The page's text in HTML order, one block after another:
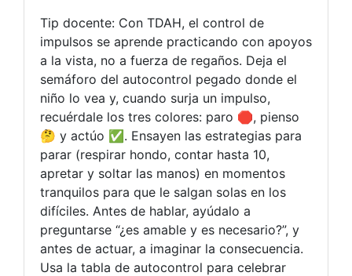
Tip docente: Con TDAH, el control de
impulsos se aprende practicando con apoyos
a la vista, no a fuerza de regaños. Deja el
semáforo del autocontrol pegado donde el
niño lo vea y, cuando surja un impulso,
recuérdale los tres colores: paro 🛑, pienso
🤔 y actúo ✅. Ensayen las estrategias para
parar (respirar hondo, contar hasta 10,
apretar y soltar las manos) en momentos
tranquilos para que le salgan solas en los
difíciles. Antes de hablar, ayúdalo a
preguntarse “¿es amable y es necesario?”, y
antes de actuar, a imaginar la consecuencia.
Usa la tabla de autocontrol para celebrar